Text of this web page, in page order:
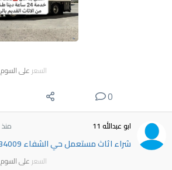
السعر على السوم
0
ابو عبدالله 11 منذ 10 ساعات
شراء اثاث مستعمل حي الشفاء 0509734009
السعر على السوم